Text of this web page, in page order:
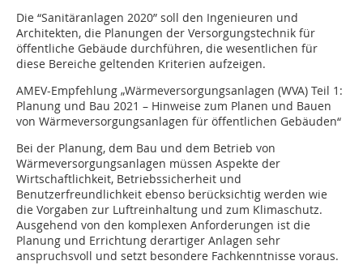
Die “Sanitäranlagen 2020” soll den Ingenieuren und
Architekten, die Planungen der Versorgungstechnik für
öffentliche Gebäude durchführen, die wesentlichen für
diese Bereiche geltenden Kriterien aufzeigen.
AMEV-Empfehlung „Wärmeversorgungsanlagen (WVA) Teil 1:
Planung und Bau 2021 – Hinweise zum Planen und Bauen
von Wärmeversorgungsanlagen für öffentlichen Gebäuden“
Bei der Planung, dem Bau und dem Betrieb von
Wärmeversorgungsanlagen müssen Aspekte der
Wirtschaftlichkeit, Betriebssicherheit und
Benutzerfreundlichkeit ebenso berücksichtig werden wie
die Vorgaben zur Luftreinhaltung und zum Klimaschutz.
Ausgehend von den komplexen Anforderungen ist die
Planung und Errichtung derartiger Anlagen sehr
anspruchsvoll und setzt besondere Fachkenntnisse voraus.